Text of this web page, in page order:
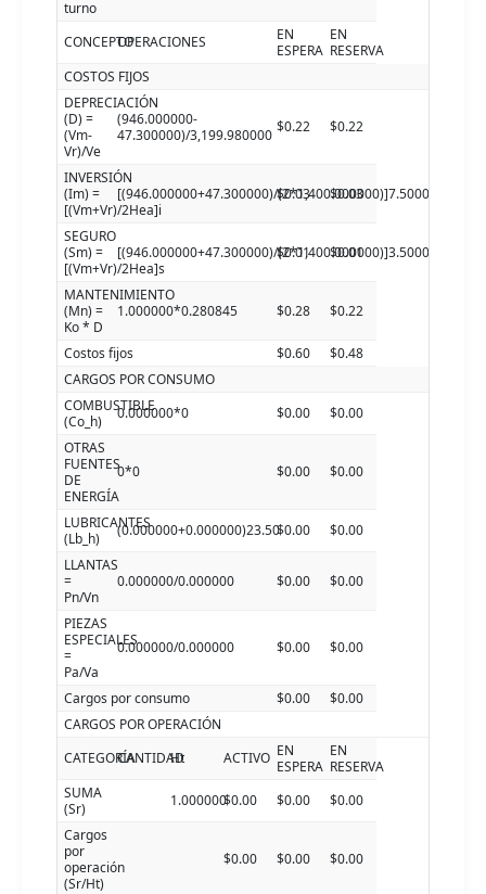
turno
CONCEPTOOPERACIONES
EN
ESPERA
EN
RESERVA
COSTOS FIJOS
DEPRECIACIÓN
(D) =
(Vm-
Vr)/Ve
(946.000000-
47.300000)/3,199.980000 $0.22 $0.22
INVERSIÓN
(Im) =
[(Vm+Vr)/2Hea]i
[(946.000000+47.300000)/(2*1,400.000000)]7.500000
$0.03 $0.03
SEGURO
(Sm) =
[(Vm+Vr)/2Hea]s
[(946.000000+47.300000)/(2*1,400.000000)]3.500000
$0.01 $0.01
MANTENIMIENTO
(Mn) =
Ko * D
1.000000*0.280845 $0.28 $0.22
Costos fijos $0.60
$0.48
CARGOS POR CONSUMO
COMBUSTIBLE
(Co_h)
0.000000*0 $0.00
$0.00
OTRAS
FUENTES
DE
ENERGÍA
0*0 $0.00 $0.00
LUBRICANTES
(Lb_h)
(0.000000+0.000000)23.50$0.00
$0.00
LLANTAS
=
Pn/Vn
0.000000/0.000000 $0.00 $0.00
PIEZAS
ESPECIALES
=
Pa/Va
0.000000/0.000000 $0.00 $0.00
Cargos por consumo $0.00
$0.00
CARGOS POR OPERACIÓN
CATEGORÍACANTIDAD
Ht ACTIVO EN
ESPERA
EN
RESERVA
SUMA
(Sr)
1.000000$0.00 $0.00
$0.00
Cargos
por
operación
(Sr/Ht)
$0.00 $0.00 $0.00